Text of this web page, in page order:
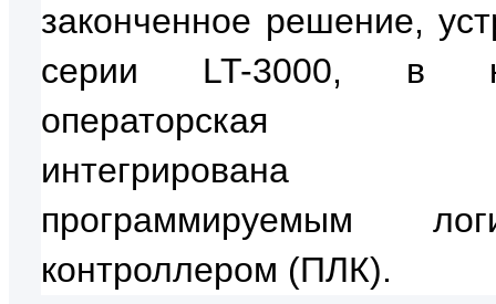
законченное решение,
серии LT-3000, в
операторская
программируемым
контроллером (ПЛК).